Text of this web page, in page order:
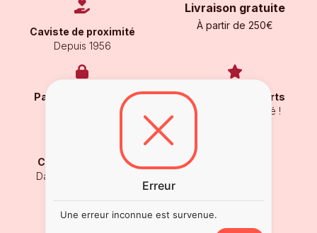
Caviste de proximité
Depuis 1956
Livraison gratuite
À partir de 250€
Paiement sécurisé
Sélection d'experts
Testé et approuvé !
Click and Collect'
Dans nos boutiques
Erreur
Une erreur inconnue est survenue.